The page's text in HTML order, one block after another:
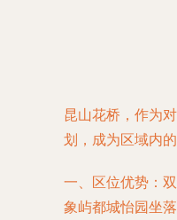
昆山花桥，作为
划，成为区域内
一、区位优势：
象屿都城怡园坐